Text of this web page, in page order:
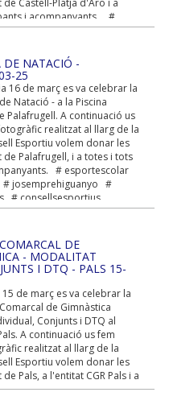
Castell-Platja d'Aro i a
i acompanyants. #
#...
DE NATACIÓ -
25
16 de març es va celebrar la
Natació - a la Piscina
Palafrugell. A continuació us
realitzat al llarg de la
Esportiu volem donar les
de Palafrugell, i a totes i tots
# esportescolar
josemprehiguanyo #
# consellsesportius
DE
- MODALITAT
I DTQ - PALS 15-
de març es va celebrar la
de Gimnàstica
Conjunts i DTQ al
A continuació us fem
realitzat al llarg de la
Esportiu volem donar les
Pals, a l'entitat CGR Pals i a
i acompanyants. #
#